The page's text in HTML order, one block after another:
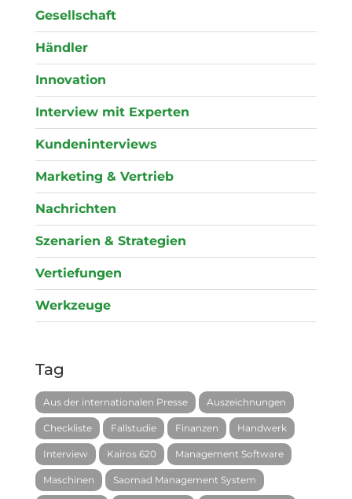
Gesellschaft
Händler
Innovation
Interview mit Experten
Kundeninterviews
Marketing & Vertrieb
Nachrichten
Szenarien & Strategien
Vertiefungen
Werkzeuge
Tag
Aus der internationalen Presse Auszeichnungen
Checkliste Fallstudie Finanzen Handwerk
Interview Kairos 620 Management Software
Maschinen Saomad Management System